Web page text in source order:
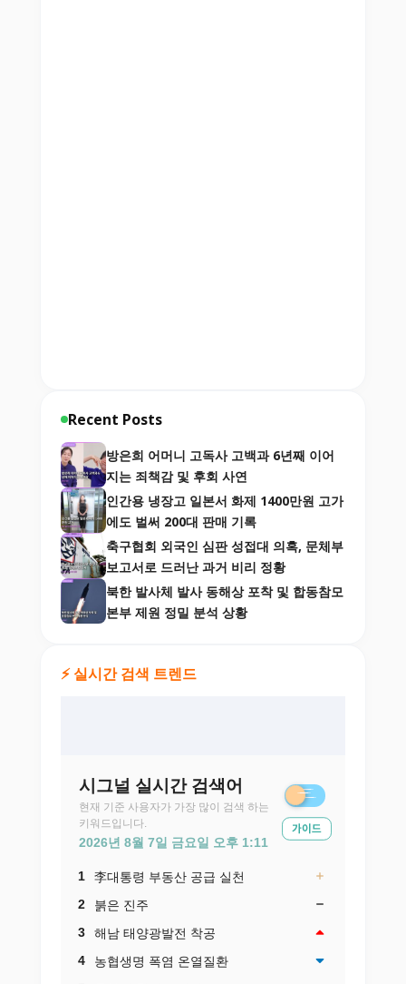
Recent Posts
방은희 어머니 고독사 고백과 6년째 이어
지는 죄책감 및 후회 사연
인간용 냉장고 일본서 화제 1400만원 고가
에도 벌써 200대 판매 기록
축구협회 외국인 심판 성접대 의혹, 문체부
보고서로 드러난 과거 비리 정황
북한 발사체 발사 동해상 포착 및 합동참모
본부 제원 정밀 분석 상황
⚡ 실시간 검색 트렌드